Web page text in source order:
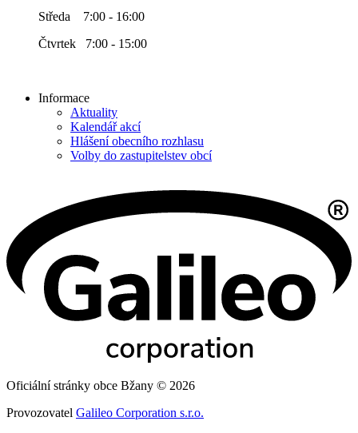
Středa 7:00 - 16:00
Čtvrtek 7:00 - 15:00
Informace
Aktuality
Kalendář akcí
Hlášení obecního rozhlasu
Volby do zastupitelstev obcí
Oficiální stránky obce Bžany © 2026
Provozovatel Galileo Corporation s.r.o.